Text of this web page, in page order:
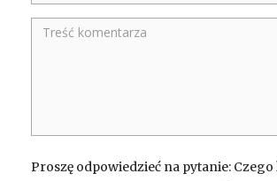
Proszę odpowiedzieć na pytanie: